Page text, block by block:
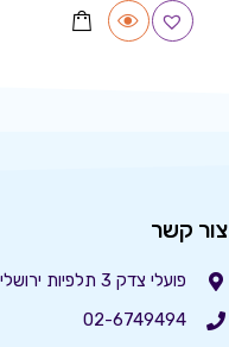
צור קשר
פועלי צדק 3 תלפיות ירושלים
02-6749494